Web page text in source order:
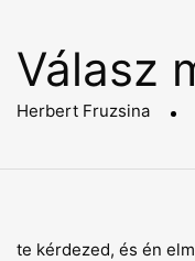
Válasz
Herbert Fruzsina
te kérdezed, és én